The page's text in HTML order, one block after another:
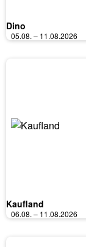
Dino
05.08. – 11.08.2026
Kaufland
06.08. – 11.08.2026